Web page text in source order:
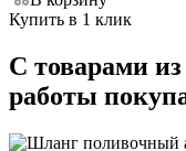
Купить в 1 клик
С товарами
работы